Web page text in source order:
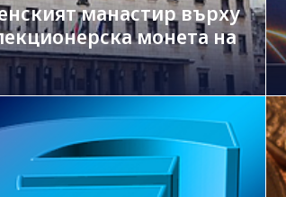
манастир върху
монета на